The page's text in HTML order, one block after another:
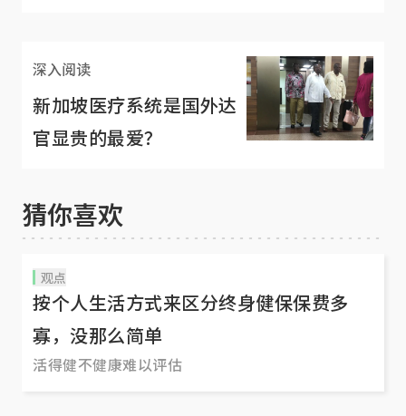
深入阅读
新加坡医疗系统是国外达
官显贵的最爱？
猜你喜欢
观点
按个人生活方式来区分终身健保保费多
寡，没那么简单
活得健不健康难以评估